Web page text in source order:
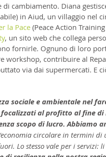
cambiamento. Diana
in Aiud, un villaggio nel
la Pace (Peace Action
, un sito web che collega
fornirle. Ognuno di loro
workshop, contribuire al
via dai supermercati. E
sociale e ambientale nel
al profitto al fine di
scopo di lucro. Abbiamo
circolare in termini di
Lo stesso vale per i servizi: